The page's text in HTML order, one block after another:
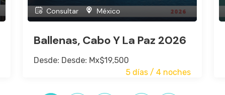
Consultar México
Ballenas, Cabo Y La Paz 2026
Desde: Desde: Mx$19,500
5 días / 4 noches